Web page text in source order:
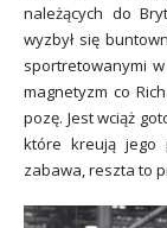
należących do
wyzbył się
sportretowanymi
magnetyzm co
pozę. Jest wciąż
które kreują jego
zabawa, reszta to